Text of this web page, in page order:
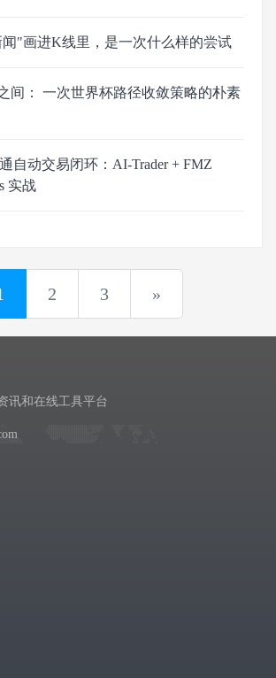
"画进K线里，是一次什么样的尝试
间： 一次世界杯路径收敛策略的朴素
自动交易闭环：AI-Trader + FMZ
实战
2 3 »
讯和在线工具平台